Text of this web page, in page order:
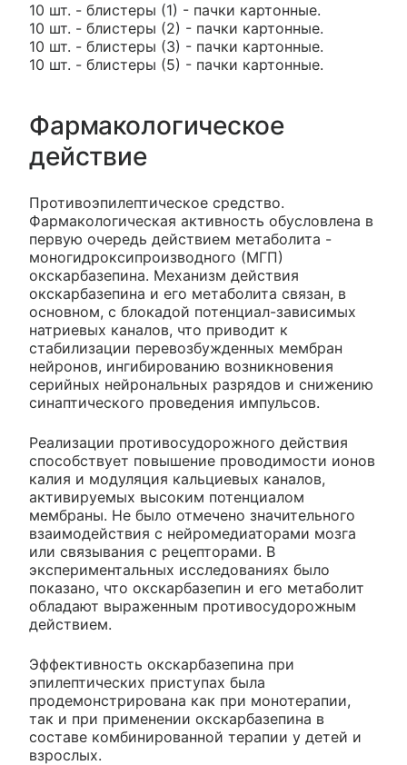
10 шт. - блистеры (1) - пачки картонные.
10 шт. - блистеры (2) - пачки картонные.
10 шт. - блистеры (3) - пачки картонные.
10 шт. - блистеры (5) - пачки картонные.
Фармакологическое
действие
Противоэпилептическое средство.
Фармакологическая активность обусловлена в
первую очередь действием метаболита -
моногидроксипроизводного (МГП)
окскарбазепина. Механизм действия
окскарбазепина и его метаболита связан, в
основном, с блокадой потенциал-зависимых
натриевых каналов, что приводит к
стабилизации перевозбужденных мембран
нейронов, ингибированию возникновения
серийных нейрональных разрядов и снижению
синаптического проведения импульсов.
Реализации противосудорожного действия
способствует повышение проводимости ионов
калия и модуляция кальциевых каналов,
активируемых высоким потенциалом
мембраны. Не было отмечено значительного
взаимодействия с нейромедиаторами мозга
или связывания с рецепторами. В
экспериментальных исследованиях было
показано, что окскарбазепин и его метаболит
обладают выраженным противосудорожным
действием.
Эффективность окскарбазепина при
эпилептических приступах была
продемонстрирована как при монотерапии,
так и при применении окскарбазепина в
составе комбинированной терапии у детей и
взрослых.